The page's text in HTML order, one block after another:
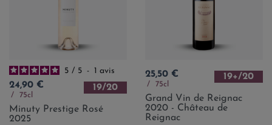
5 / 5 - 1 avis
Prix
24,90 €
75cl
19/20
Minuty Prestige Rosé
2025
Prix
25,50 €
75cl
19+/20
Grand Vin de Reignac
2020 - Château de
Reignac